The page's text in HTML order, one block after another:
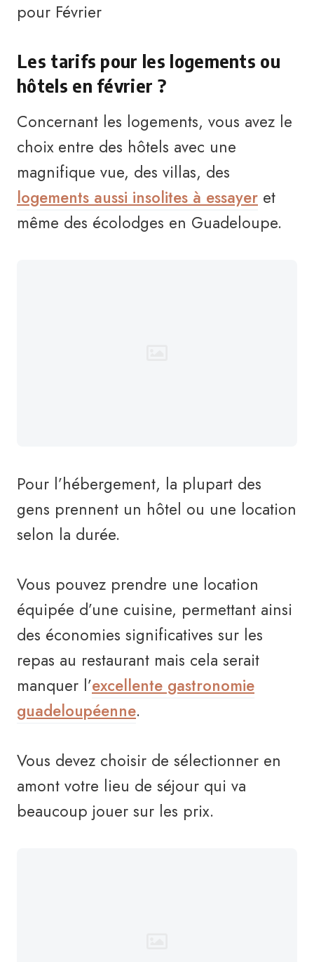
pour Février
Les tarifs pour les logements ou
hôtels en février ?
Concernant les logements, vous avez le
choix entre des hôtels avec une
magnifique vue, des villas, des
logements aussi insolites à essayer et
même des écolodges en Guadeloupe.
Pour l’hébergement, la plupart des
gens prennent un hôtel ou une location
selon la durée.
Vous pouvez prendre une location
équipée d’une cuisine, permettant ainsi
des économies significatives sur les
repas au restaurant mais cela serait
manquer l’excellente gastronomie
guadeloupéenne.
Vous devez choisir de sélectionner en
amont votre lieu de séjour qui va
beaucoup jouer sur les prix.